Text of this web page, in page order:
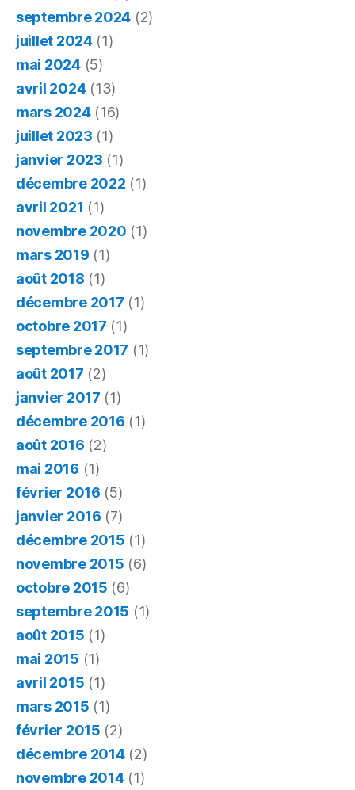
septembre 2024 (2)
juillet 2024(1)
mai 2024(5)
avril 2024(13)
mars 2024(16)
juillet 2023 (1)
janvier 2023 (1)
décembre 2022 (1)
avril 2021 (1)
novembre 2020 (1)
mars 2019 (1)
août 2018 (1)
décembre 2017 (1)
octobre 2017 (1)
septembre 2017 (1)
août 2017 (2)
janvier 2017 (1)
décembre 2016 (1)
août 2016 (2)
mai 2016 (1)
février 2016 (5)
janvier 2016 (7)
décembre 2015 (1)
novembre 2015 (6)
octobre 2015 (6)
septembre 2015 (1)
août 2015 (1)
mai 2015 (1)
avril 2015 (1)
mars 2015 (1)
février 2015 (2)
décembre 2014(2)
novembre 2014(1)